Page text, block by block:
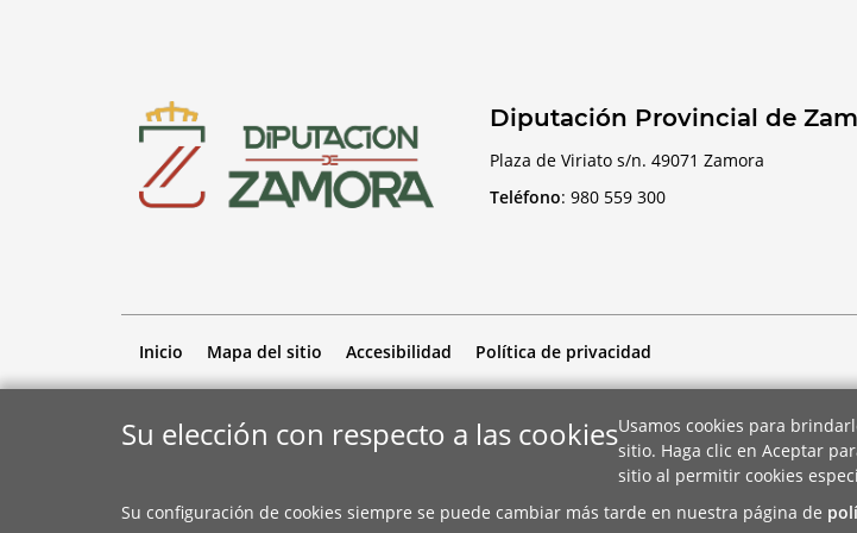
Diputación Provincial de
Plaza de Viriato s/n. 49071 Zamora
Teléfono: 980 559 300
Inicio Mapa del sitio Accesibilidad Política de privacidad
Su elección con respecto a las cookiesUsamos cookies para
sitio. Haga clic en Aceptar
sitio al permitir cookies
Su configuración de cookies siempre se puede cambiar más tarde en nuestra página de